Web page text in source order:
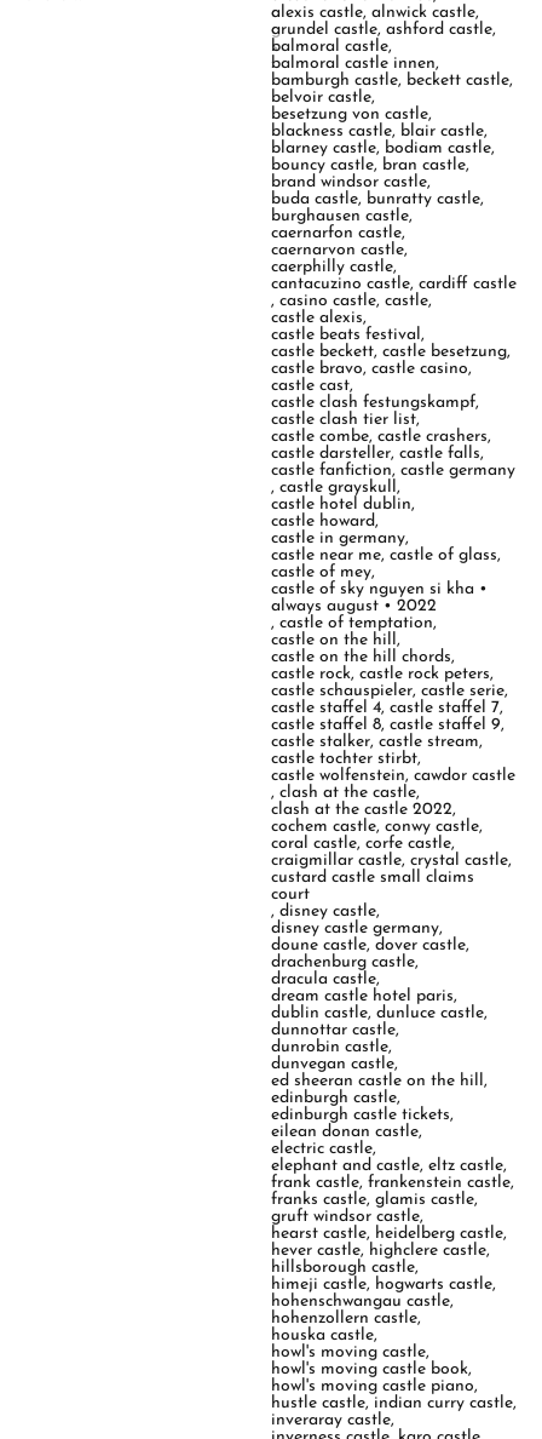
a
g
s
:
alexis castle,alnwick castle,
arundel castle,ashford castle,
balmoral castle,
balmoral castle innen,
bamburgh castle, beckett castle,
belvoir castle,
besetzung von castle,
blackness castle, blair castle,
blarney castle, bodiam castle,
bouncy castle, bran castle,
brand windsor castle,
buda castle, bunratty castle,
burghausen castle,
caernarfon castle,
caernarvon castle,
caerphilly castle,
cantacuzino castle,cardiff castle
,casino castle,castle,
castle alexis,
castle beats festival,
castle beckett,castle besetzung,
castle bravo,castle casino,
castle cast,
castle clash festungskampf,
castle clash tier list,
castle combe,castle crashers,
castle darsteller,castle falls,
castle fanfiction,castle germany
,castle grayskull,
castle hotel dublin,
castle howard,
castle in germany,
castle near me,castle of glass,
castle of mey,
castle of sky nguyen si kha •
always august • 2022
,castle of temptation,
castle on the hill,
castle on the hill chords,
castle rock,castle rock peters,
castle schauspieler,castle serie,
castle staffel 4,castle staffel 7,
castle staffel 8,castle staffel 9,
castle stalker,castle stream,
castle tochter stirbt,
castle wolfenstein,cawdor castle
,clash at the castle,
clash at the castle 2022,
cochem castle,conwy castle,
coral castle,corfe castle,
craigmillar castle,crystal castle,
custard castle small claims
court
,disney castle,
disney castle germany,
doune castle,dover castle,
drachenburg castle,
dracula castle,
dream castle hotel paris,
dublin castle,dunluce castle,
dunnottar castle,
dunrobin castle,
dunvegan castle,
ed sheeran castle on the hill,
edinburgh castle,
edinburgh castle tickets,
eilean donan castle,
electric castle,
elephant and castle,eltz castle,
frank castle,frankenstein castle,
franks castle,glamis castle,
gruft windsor castle,
hearst castle, heidelberg castle,
hever castle, highclere castle,
hillsborough castle,
himeji castle, hogwarts castle,
hohenschwangau castle,
hohenzollern castle,
houska castle,
howl's moving castle,
howl's moving castle book,
howl's moving castle piano,
hustle castle, indian curry castle,
inveraray castle,